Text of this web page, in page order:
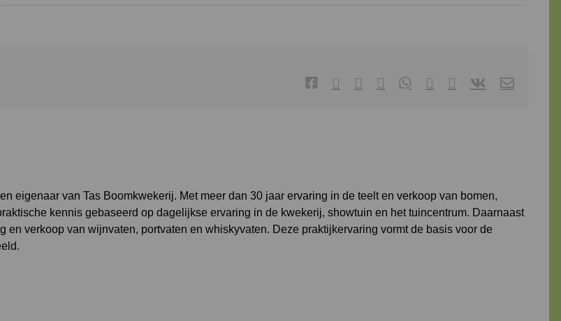
Facebook Reddit LinkedInWhatsApp
TumblrPinterest
E-
mail
eigenaar van Tas Boomkwekerij. Met meer dan 30 jaar ervaring in de teelt en verkoop van bomen,
kennis gebaseerd op dagelijkse ervaring in de kwekerij, showtuin en het tuincentrum. Daarnaast
en verkoop van wijnvaten, portvaten en whiskyvaten. Deze praktijkervaring vormt de basis voor de